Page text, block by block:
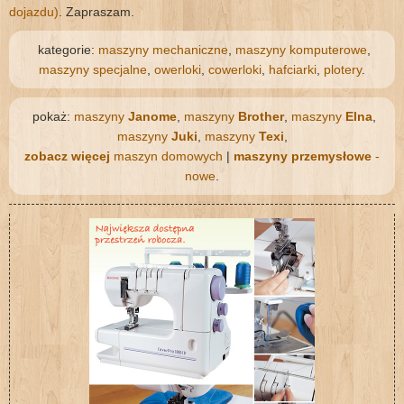
dojazdu) . Zapraszam.
kategorie: maszyny mechaniczne maszyny komputerowe
maszyny specjalne owerloki cowerloki hafciarki plotery.
pokaż: maszyny Janome maszyny Brother, maszyny Elna
maszyny Juki maszyny Texi
zobacz więcej maszyn domowych | maszyny przemysłowe -
nowe